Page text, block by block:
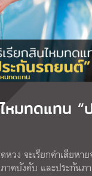
มทดแทน
หมทดแทน “
วง จะเรียกค่าเสียหา
าคบังคับ และประกันภ